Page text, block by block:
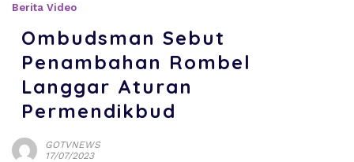
Berita Video
Ombudsman Sebut
Penambahan Rombel
Langgar Aturan
Permendikbud
GOTVNEWS
17/07/2023